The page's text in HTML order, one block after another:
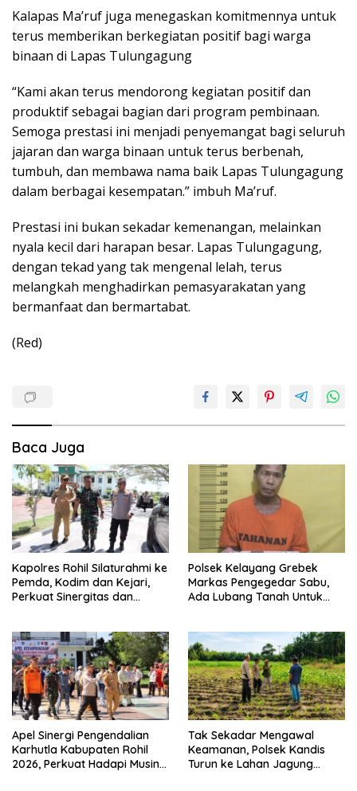
Kalapas Ma’ruf juga menegaskan komitmennya untuk
terus memberikan berkegiatan positif bagi warga
binaan di Lapas Tulungagung
“Kami akan terus mendorong kegiatan positif dan
produktif sebagai bagian dari program pembinaan.
Semoga prestasi ini menjadi penyemangat bagi seluruh
jajaran dan warga binaan untuk terus berbenah,
tumbuh, dan membawa nama baik Lapas Tulungagung
dalam berbagai kesempatan.” imbuh Ma’ruf.
Prestasi ini bukan sekadar kemenangan, melainkan
nyala kecil dari harapan besar. Lapas Tulungagung,
dengan tekad yang tak mengenal lelah, terus
melangkah menghadirkan pemasyarakatan yang
bermanfaat dan bermartabat.
(Red)
Baca Juga
Kapolres Rohil Silaturahmi ke
Pemda, Kodim dan Kejari,
Perkuat Sinergitas dan
Polsek Kelayang Grebek
Markas Pengegedar Sabu,
Ada Lubang Tanah Untuk
Apel Sinergi Pengendalian
Karhutla Kabupaten Rohil
2026, Perkuat Hadapi Musin
Tak Sekadar Mengawal
Keamanan, Polsek Kandis
Turun ke Lahan Jagung